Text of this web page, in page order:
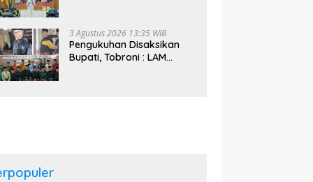
Dongkrak UCJ
3 Agustus 2026 13:35 WIB
Pengukuhan Disaksikan
Bupati, Tobroni : LAM